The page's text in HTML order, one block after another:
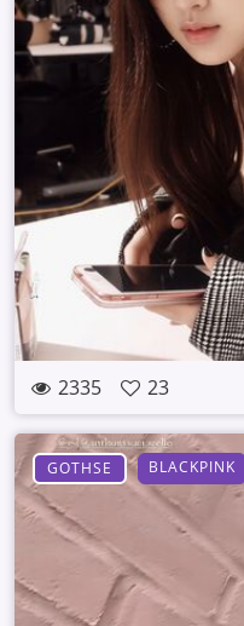
2335 23
GOTHSE BLACKPINK